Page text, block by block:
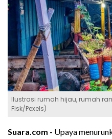
Ilustrasi rumah hijau, rumah
Fisk/Pexels)
Suara.com - Upaya